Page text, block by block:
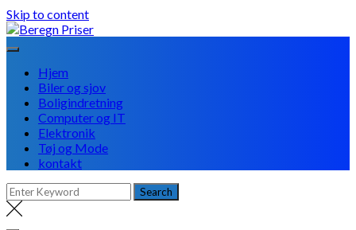
Skip to content
Hjem
Biler og sjov
Boligindretning
Computer og IT
Elektronik
Tøj og Mode
kontakt